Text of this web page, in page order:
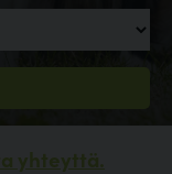
yhteyttä.